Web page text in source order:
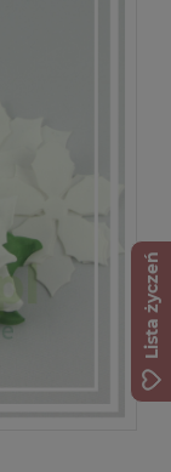
Lista życzeń